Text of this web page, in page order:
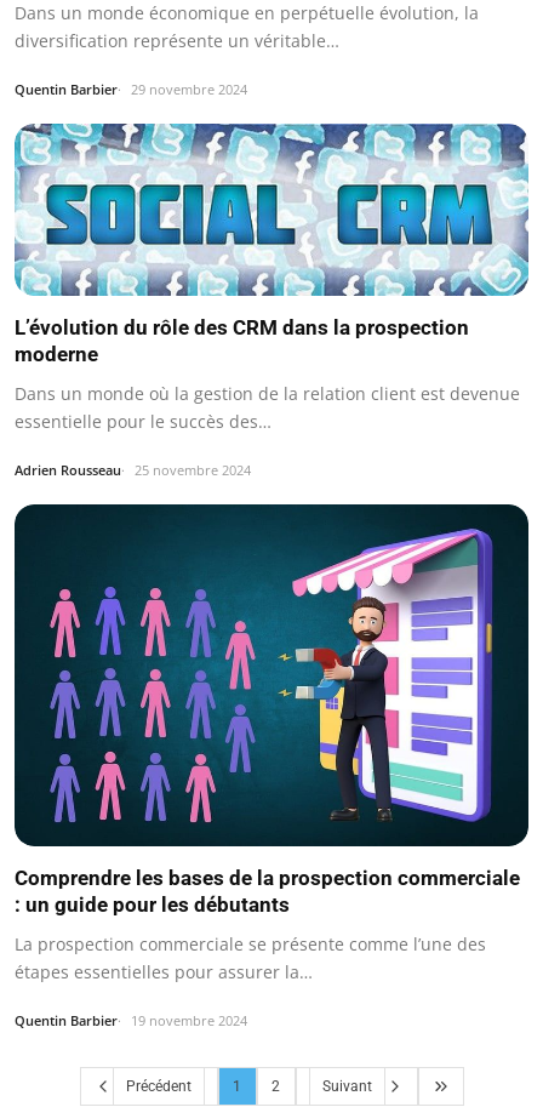
Dans un monde économique en perpétuelle évolution, la
diversification représente un véritable…
Quentin Barbier 29 novembre 2024
L’évolution du rôle des CRM dans la prospection
moderne
Dans un monde où la gestion de la relation client est devenue
essentielle pour le succès des…
Adrien Rousseau 25 novembre 2024
Comprendre les bases de la prospection commerciale
: un guide pour les débutants
La prospection commerciale se présente comme l’une des
étapes essentielles pour assurer la…
Quentin Barbier 19 novembre 2024
Précédent 1 2 Suivant